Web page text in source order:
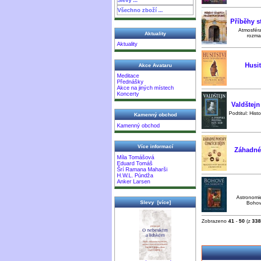
Všechno zboží ...
Aktuality
Aktuality
Akce Avataru
Meditace
Přednášky
Akce na jiných místech
Koncerty
Kamenný obchod
Kamenný obchod
Více informací
Míla Tomášová
Eduard Tomáš
Šrí Ramana Maharši
H.W.L. Púndža
Anker Larsen
Slevy [více]
Příběhy
Podtitul:
Zobrazeno 41 - 50 (z 338